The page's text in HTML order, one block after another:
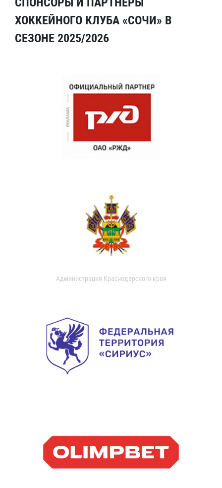
ХОККЕЙНОГО КЛУБА «СОЧИ» В
СЕЗОНЕ 2025/2026
Администрация Краснодарского края